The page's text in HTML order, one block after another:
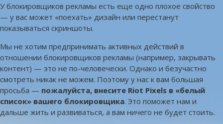
У блокировщиков рекламы есть еще одно плохое свойство
— у вас может «поехать» дизайн или перестанут
показываться скриншоты.
Мы не хотим предпринимать активных действий в
отношении блокировщиков рекламы (например, закрывать
контент) — это не по-человечески. Однако и безучастно
смотреть никак не можем. Поэтому у нас к вам большая
просьба — пожалуйста, внесите Riot Pixels в «белый
список» вашего блокировщика. Это поможет нам и
дальше жить и развиваться, а вам ничего не будет стоить.